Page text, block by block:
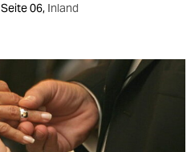
Seite 06, Inland